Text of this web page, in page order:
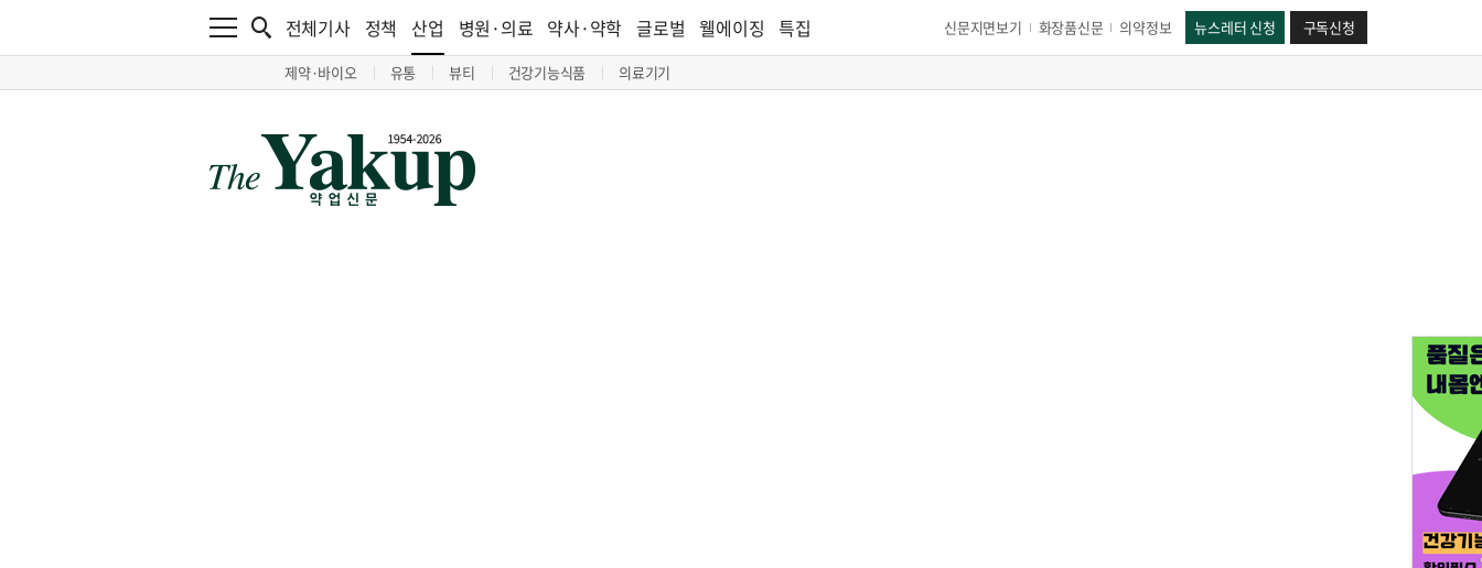
전체기사 정책 산업
제약·바이오 유통 뷰티 건강기능식품 의료기기
병원·의료 약사·약학 글로벌 웰에이징 특집 신문지면보기 화장품신문 의약정보 뉴스레터 신청 구독신청